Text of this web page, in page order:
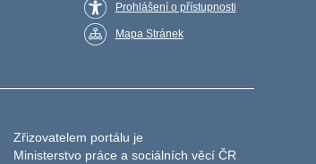
Prohlášení o přístupnosti
Mapa Stránek
Zřizovatelem portálu je
Ministerstvo práce a sociálních věcí ČR